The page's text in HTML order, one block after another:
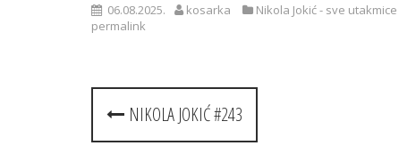
06.08.2025. kosarka Nikola Jokić - sve utakmice
permalink
Post
navigation
NIKOLA JOKIĆ #243